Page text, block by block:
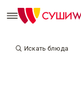
Искать блюда